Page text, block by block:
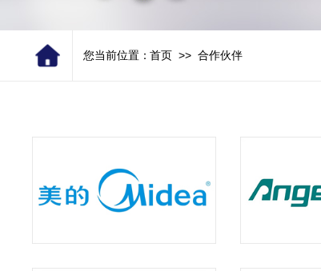
您当前位置：首页 >> 合作伙伴